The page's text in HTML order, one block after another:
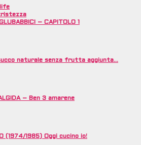
– CAPITOLO 1
succo naturale senza frutta aggiunta…
– Ben 3 amarene
(1974/1985) Oggi cucino io!